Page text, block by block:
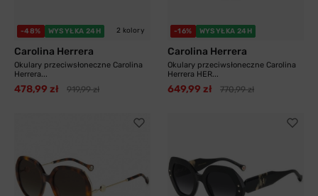
-48% WYSYŁKA 24H 2 kolory
Carolina Herrera
Okulary przeciwsłoneczne Carolina
Herrera...
478,99 zł 919,99 zł
-16% WYSYŁKA 24H
Carolina Herrera
Okulary przeciwsłoneczne Carolina
Herrera HER...
649,99 zł 770,99 zł